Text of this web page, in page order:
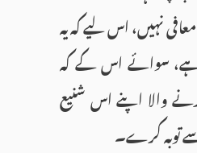
نہیں، اس لیے کہ یہ
ہے، سوائے اس کے کہ
والا اپنے اس شنیع
توبہ کرے۔